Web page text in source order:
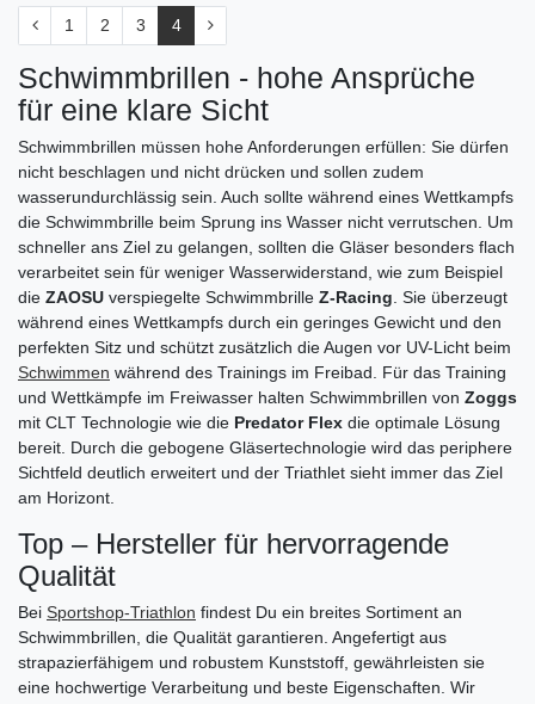
1 2 3 4
Schwimmbrillen - hohe Ansprüche
für eine klare Sicht
Schwimmbrillen müssen hohe Anforderungen erfüllen: Sie dürfen
nicht beschlagen und nicht drücken und sollen zudem
wasserundurchlässig sein. Auch sollte während eines Wettkampfs
die Schwimmbrille beim Sprung ins Wasser nicht verrutschen. Um
schneller ans Ziel zu gelangen, sollten die Gläser besonders flach
verarbeitet sein für weniger Wasserwiderstand, wie zum Beispiel
die ZAOSU verspiegelte Schwimmbrille Z-Racing. Sie überzeugt
während eines Wettkampfs durch ein geringes Gewicht und den
perfekten Sitz und schützt zusätzlich die Augen vor UV-Licht beim
Schwimmen während des Trainings im Freibad. Für das Training
und Wettkämpfe im Freiwasser halten Schwimmbrillen von Zoggs
mit CLT Technologie wie die Predator Flex die optimale Lösung
bereit. Durch die gebogene Gläsertechnologie wird das periphere
Sichtfeld deutlich erweitert und der Triathlet sieht immer das Ziel
am Horizont.
Top – Hersteller für hervorragende
Qualität
Bei Sportshop-Triathlon findest Du ein breites Sortiment an
Schwimmbrillen, die Qualität garantieren. Angefertigt aus
strapazierfähigem und robustem Kunststoff, gewährleisten sie
eine hochwertige Verarbeitung und beste Eigenschaften. Wir